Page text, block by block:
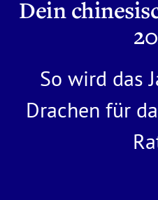
Dein
So wird das
Drachen für